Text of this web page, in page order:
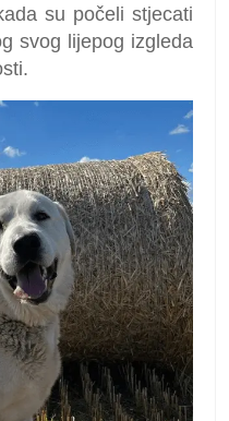
su počeli stjecati
svog lijepog izgleda